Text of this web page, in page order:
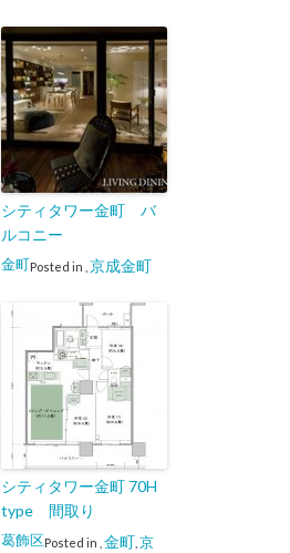
シティタワー金町 バ
ルコニー
Posted in
金町 京成金町
シティタワー金町 70H
type 間取り
Posted in
葛飾区 金町 京